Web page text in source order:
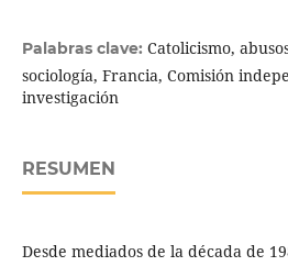
Palabras clave: Catolicismo,
sociología, Francia, Comisión
investigación
RESUMEN
Desde mediados de la década de